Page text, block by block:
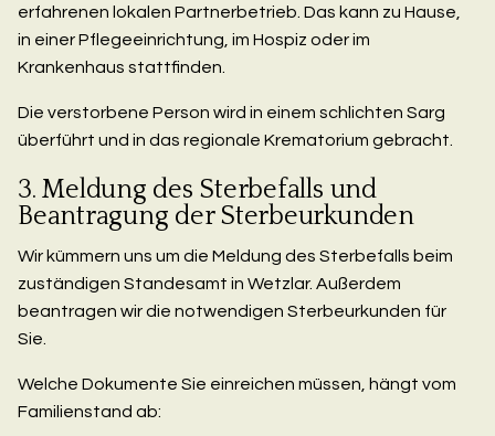
erfahrenen lokalen Partnerbetrieb. Das kann zu Hause,
in einer Pflegeeinrichtung, im Hospiz oder im
Krankenhaus stattfinden.
Die verstorbene Person wird in einem schlichten Sarg
überführt und in das regionale Krematorium gebracht.
3. Meldung des Sterbefalls und
Beantragung der Sterbeurkunden
Wir kümmern uns um die Meldung des Sterbefalls beim
zuständigen Standesamt in Wetzlar. Außerdem
beantragen wir die notwendigen Sterbeurkunden für
Sie.
Welche Dokumente Sie einreichen müssen, hängt vom
Familienstand ab: